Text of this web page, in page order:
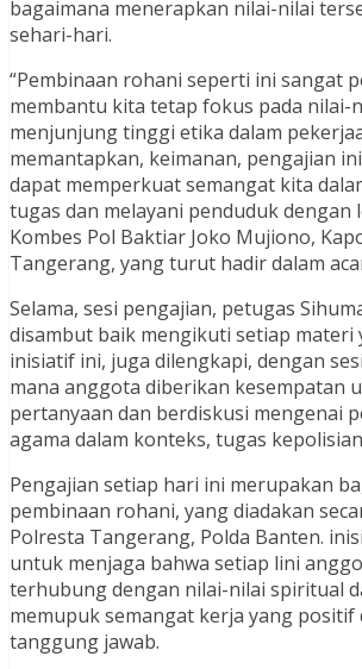
bagaimana menerapkan nilai-nilai
sehari-hari.
“Pembinaan rohani seperti ini sangat
membantu kita tetap fokus pada nilai-
menjunjung tinggi etika dalam
memantapkan, keimanan, pengajian
dapat memperkuat semangat kita
tugas dan melayani penduduk dengan
Kombes Pol Baktiar Joko Mujiono,
Tangerang, yang turut hadir dalam
Selama, sesi pengajian, petugas
disambut baik mengikuti setiap materi
inisiatif ini, juga dilengkapi, dengan
mana anggota diberikan kesempatan
pertanyaan dan berdiskusi mengenai
agama dalam konteks, tugas
Pengajian setiap hari ini merupakan
pembinaan rohani, yang diadakan
Polresta Tangerang, Polda Banten.
untuk menjaga bahwa setiap lini
terhubung dengan nilai-nilai spiritual
memupuk semangat kerja yang positif
tanggung jawab.